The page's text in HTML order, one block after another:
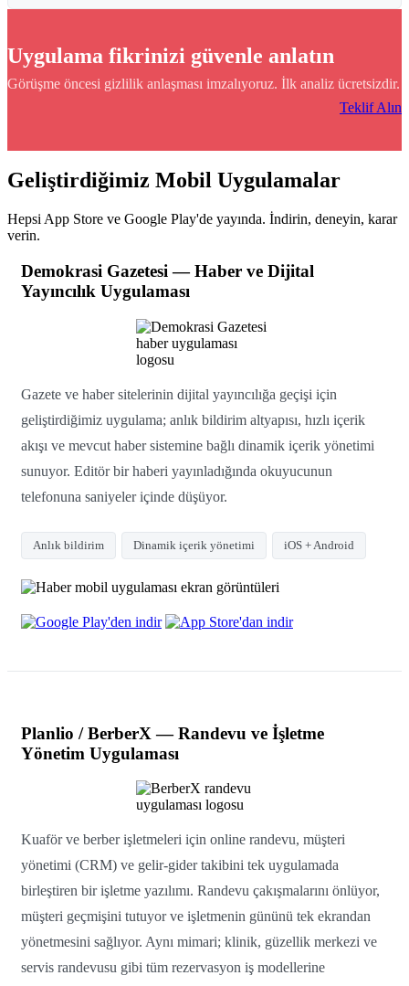
Uygulama fikrinizi güvenle anlatın
Görüşme öncesi gizlilik anlaşması imzalıyoruz. İlk analiz ücretsizdir.
Teklif Alın
Geliştirdiğimiz Mobil Uygulamalar
Hepsi App Store ve Google Play'de yayında. İndirin, deneyin, karar
verin.
Demokrasi Gazetesi — Haber ve Dijital
Yayıncılık Uygulaması
Gazete ve haber sitelerinin dijital yayıncılığa geçişi için
geliştirdiğimiz uygulama; anlık bildirim altyapısı, hızlı içerik
akışı ve mevcut haber sistemine bağlı dinamik içerik yönetimi
sunuyor. Editör bir haberi yayınladığında okuyucunun
telefonuna saniyeler içinde düşüyor.
Anlık bildirim Dinamik içerik yönetimi iOS + Android
Planlio / BerberX — Randevu ve İşletme
Yönetim Uygulaması
Kuaför ve berber işletmeleri için online randevu, müşteri
yönetimi (CRM) ve gelir-gider takibini tek uygulamada
birleştiren bir işletme yazılımı. Randevu çakışmalarını önlüyor,
müşteri geçmişini tutuyor ve işletmenin gününü tek ekrandan
yönetmesini sağlıyor. Aynı mimari; klinik, güzellik merkezi ve
servis randevusu gibi tüm rezervasyon iş modellerine